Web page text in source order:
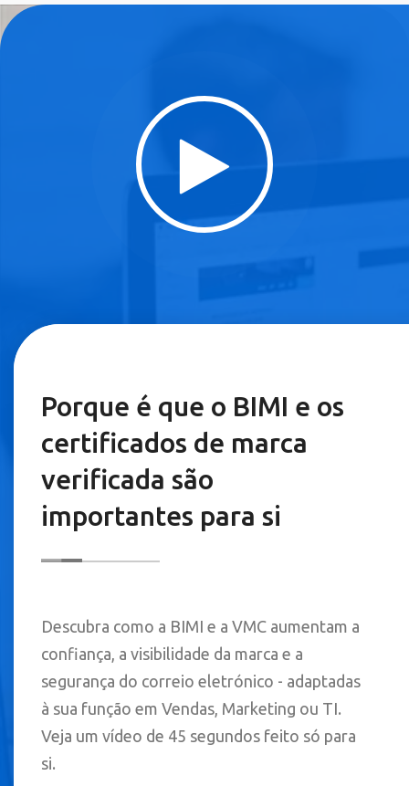
Porque é que o BIMI e os
certificados de marca
verificada são
importantes para si
Descubra como a BIMI e a VMC aumentam a
confiança, a visibilidade da marca e a
segurança do correio eletrónico - adaptadas
à sua função em Vendas, Marketing ou TI.
Veja um vídeo de 45 segundos feito só para
si.